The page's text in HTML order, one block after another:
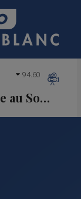
La Musique au Sommet
94.60